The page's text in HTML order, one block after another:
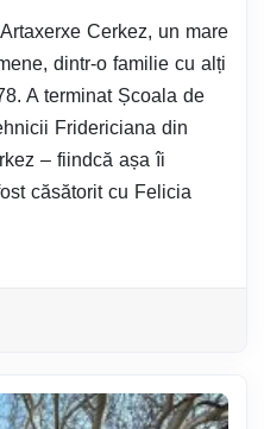
Cerkez, un mare
dintr-o familie cu alți
A terminat Școala de
Fridericiana din
– fiindcă așa îi
căsătorit cu Felicia